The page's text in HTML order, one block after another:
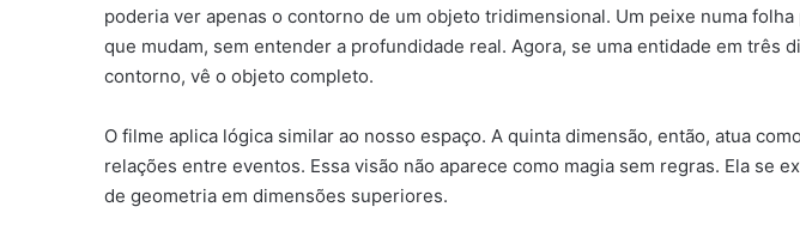
poderia ver apenas o contorno de um objeto tridimensional. Um peixe numa
que mudam, sem entender a profundidade real. Agora, se uma entidade em três
contorno, vê o objeto completo.
O filme aplica lógica similar ao nosso espaço. A quinta dimensão, então, atua
relações entre eventos. Essa visão não aparece como magia sem regras. Ela se
de geometria em dimensões superiores.